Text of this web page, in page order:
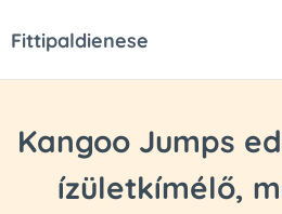
Fittipaldienese
Kangoo Jumps
ízületkímélő,